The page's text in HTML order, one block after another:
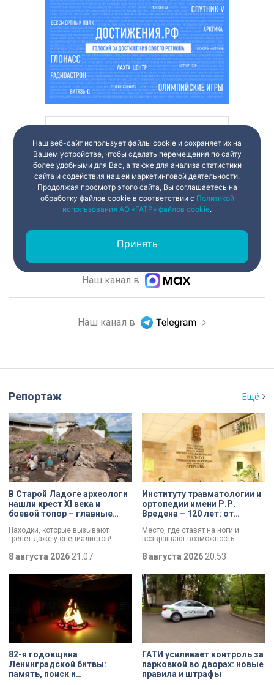
Наш канал в
Наш канал в
Репортаж Ещё
В Старой Ладоге археологи
нашли крест XI века и
боевой топор – главные
Находки, которые вызывают
трепет даже у специалистов!
Нательный крест возрастом более
тысячи лет и боевой топор – вот
главные трофеи археологической
экспедиции в Старой Ладоге в
8 августа 2026 21:07
Институту травматологии и
ортопедии имени Р.Р.
Вредена – 120 лет: от
до передового
медицинского центра
Место, где ставят на ноги и
возвращают возможность
двигаться без боли. Юбилей
отмечает Институт травматологии
и ортопедии имени Р.Р. Вредена.
8 августа 2026 20:53
82-я годовщина
Ленинградской битвы:
память, поиск и
ГАТИ усиливает контроль за
парковкой во дворах: новые
правила и штрафы
Наш веб-сайт использует файлы cookie и сохраняет их на
Вашем устройстве, чтобы сделать перемещения по сайту
более удобными для Вас, а также для анализа статистики
сайта и содействия нашей маркетинговой деятельности.
Продолжая просмотр этого сайта, Вы соглашаетесь на
обработку файлов cookie в соответствии с Политикой
использования АО «ГАТР» файлов cookie.
Принять